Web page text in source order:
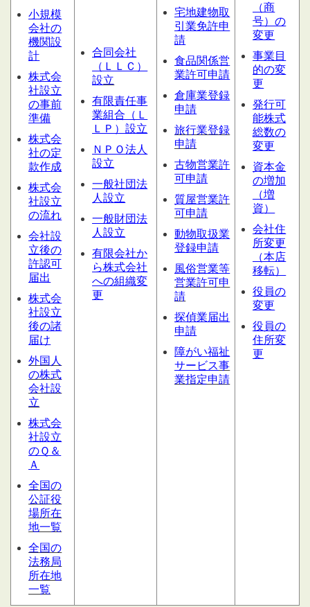
小規模
会社の
機関設
計
株式会
社設立
の事前
準備
株式会
社の定
款作成
株式会
社設立
の流れ
会社設
立後の
許認可
届出
株式会
社設立
後の諸
届け
外国人
の株式
会社設
立
株式会
社設立
のＱ＆
Ａ
全国の
公証役
場所在
地一覧
全国の
法務局
所在地
一覧
合同会社
（ＬＬＣ）
設立
有限責任事
業組合（Ｌ
ＬＰ）設立
ＮＰＯ法人
設立
一般社団法
人設立
一般財団法
人設立
有限会社か
ら株式会社
への組織変
更
宅地建物取
引業免許申
請
食品関係営
業許可申請
倉庫業登録
申請
旅行業登録
申請
古物営業許
可申請
質屋営業許
可申請
動物取扱業
登録申請
風俗営業等
営業許可申
請
探偵業届出
申請
障がい福祉
サービス事
業指定申請
（商
号）の
変更
事業目
的の変
更
発行可
能株式
総数の
変更
資本金
の増加
（増
資）
会社住
所変更
（本店
移転）
役員の
変更
役員の
住所変
更